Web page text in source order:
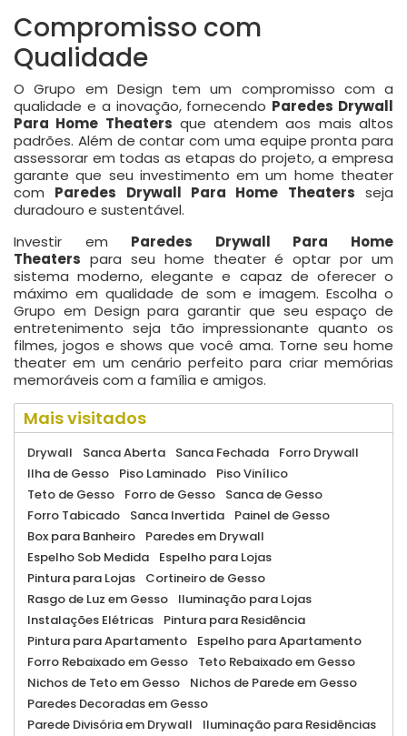
Compromisso com
Qualidade
O Grupo em Design tem um compromisso com a
qualidade e a inovação, fornecendo Paredes Drywall
Para Home Theaters que atendem aos mais altos
padrões. Além de contar com uma equipe pronta para
assessorar em todas as etapas do projeto, a empresa
garante que seu investimento em um home theater
com Paredes Drywall Para Home Theaters seja
duradouro e sustentável.
Investir em Paredes Drywall Para Home
Theaters para seu home theater é optar por um
sistema moderno, elegante e capaz de oferecer o
máximo em qualidade de som e imagem. Escolha o
Grupo em Design para garantir que seu espaço de
entretenimento seja tão impressionante quanto os
filmes, jogos e shows que você ama. Torne seu home
theater em um cenário perfeito para criar memórias
memoráveis com a família e amigos.
Mais visitados
Drywall Sanca Aberta Sanca Fechada
Forro Drywall
Ilha de Gesso
Piso Laminado
Piso Vinílico
Teto de Gesso
Forro de Gesso
Sanca de Gesso
Forro Tabicado
Sanca Invertida
Painel de Gesso
Box para Banheiro
Paredes em Drywall
Espelho Sob Medida
Espelho para Lojas
Pintura para Lojas
Cortineiro de Gesso
Rasgo de Luz em Gesso
Iluminação para Lojas
Instalações Elétricas
Pintura para Residência
Pintura para Apartamento
Espelho para Apartamento
Forro Rebaixado em Gesso
Teto Rebaixado em Gesso
Nichos de Teto em Gesso
Nichos de Parede em Gesso
Paredes Decoradas em Gesso
Parede Divisória em Drywall
Iluminação para Residências